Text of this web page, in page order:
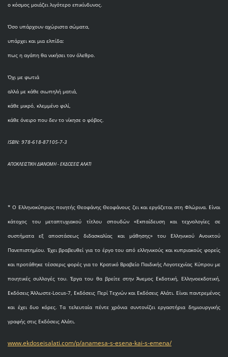
ο κόσμος μοιάζει λιγότερο επικίνδυνος.
Όσο υπάρχουν αχώριστα σώματα,
υπάρχει και μια ελπίδα:
πως η αγάπη θα νικήσει τον όλεθρο.
Όχι με φωτιά
αλλά με κάθε σιωπηλή ματιά,
κάθε μικρό, κλεμμένο φιλί,
κάθε όνειρο που δεν το νίκησε ο φόβος.
ISBN: 978-618-87105-7-3
ΑΠΟΚΛΕΙΣΤΙΚΗ ΔΙΑΝΟΜΗ - ΕΚΔΟΣΕΙΣ ΑΛΑΤΙ
* O Eλληνοκύπριος ποιητής Θεοφάνης Θεοφάνους ζει και εργάζεται στη Φλώρινα. Είναι
κάτοχος του μεταπτυχιακού τίτλου σπουδών «Εκπαίδευση και τεχνολογίες σε
συστήματα εξ αποστάσεως διδασκαλίας και μάθησης» του Ελληνικού Ανοικτού
Πανεπιστημίου. Έχει βραβευθεί για το έργο του από ελληνικούς και κυπριακούς φορείς
και προτάθηκε τέσσερις φορές για το Κρατικό Βραβείο Παιδικής Λογοτεχνίας Κύπρου με
ποιητικές συλλογές του. Έργα του θα βρείτε στην Άνεμος Εκδοτική, Ελληνοεκδοτική,
Εκδόσεις Άλλωστε-Locus-7, Εκδόσεις Περί Τεχνών και Εκδόσεις Αλάτι. Είναι παντρεμένος
και έχει δυο κόρες. Τα τελευταία πέντε χρόνια συντονίζει εργαστήρια δημιουργικής
γραφής στις Εκδόσεις Αλάτι.
www.ekdoseisalati.com/p/anamesa-s-esena-kai-s-emena/